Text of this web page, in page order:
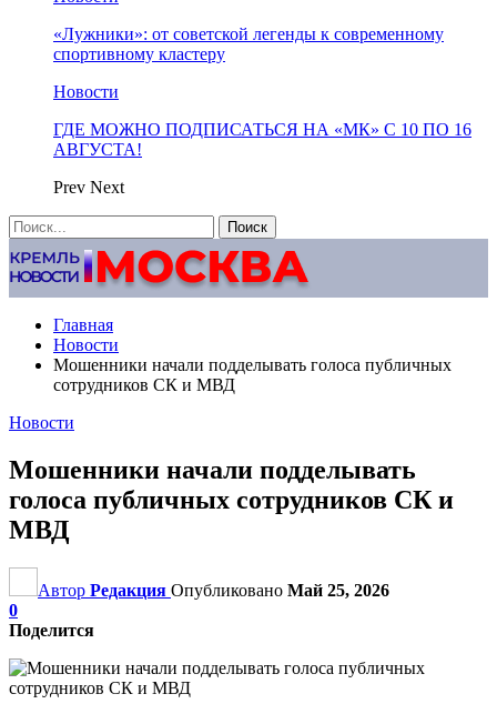
«Лужники»: от советской легенды к современному
спортивному кластеру
Новости
ГДЕ МОЖНО ПОДПИСАТЬСЯ НА «МК» С 10 ПО 16
АВГУСТА!
Prev Next
Главная
Новости
Мошенники начали подделывать голоса публичных
сотрудников СК и МВД
Новости
Мошенники начали подделывать
голоса публичных сотрудников СК и
МВД
Автор Редакция Опубликовано Май 25, 2026
0
Поделится